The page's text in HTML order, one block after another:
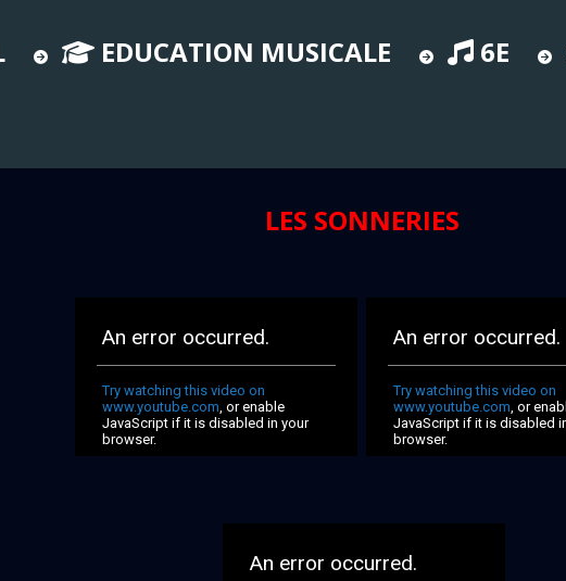
EDUCATION MUSICALE 6E
LES SONNERIES